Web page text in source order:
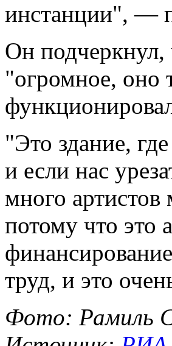
инстанции", —
Он подчеркнул,
"огромное, оно
"Это здание,
и если нас
много артистов
потому что это
труд, и это
Фото: Рамиль